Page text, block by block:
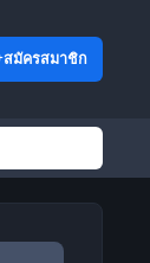
สมัครสมาชิก